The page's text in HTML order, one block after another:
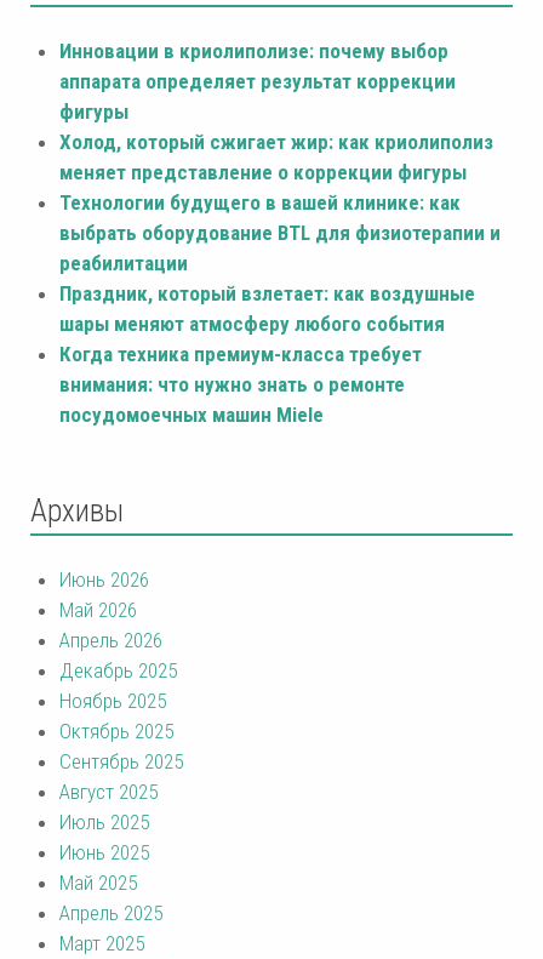
Инновации в криолиполизе: почему выбор
аппарата определяет результат коррекции
фигуры
Холод, который сжигает жир: как криолиполиз
меняет представление о коррекции фигуры
Технологии будущего в вашей клинике: как
выбрать оборудование BTL для физиотерапии и
реабилитации
Праздник, который взлетает: как воздушные
шары меняют атмосферу любого события
Когда техника премиум-класса требует
внимания: что нужно знать о ремонте
посудомоечных машин Miele
Архивы
Июнь 2026
Май 2026
Апрель 2026
Декабрь 2025
Ноябрь 2025
Октябрь 2025
Сентябрь 2025
Август 2025
Июль 2025
Июнь 2025
Май 2025
Апрель 2025
Март 2025